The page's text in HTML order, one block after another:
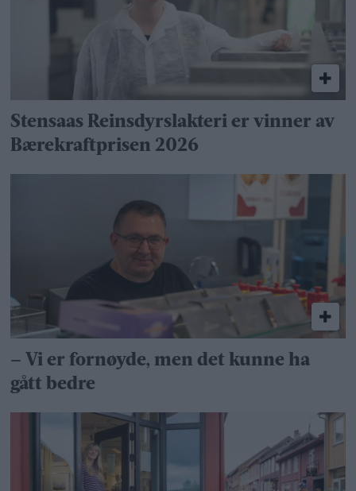
Stensaas Reinsdyrslakteri er vinner av
Bærekraftprisen 2026
– Vi er fornøyde, men det kunne ha
gått bedre